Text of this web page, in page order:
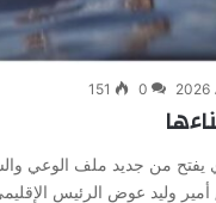
0
151
يفتح من جديد ملف الوعي
أمير وليد عوض الرئيس